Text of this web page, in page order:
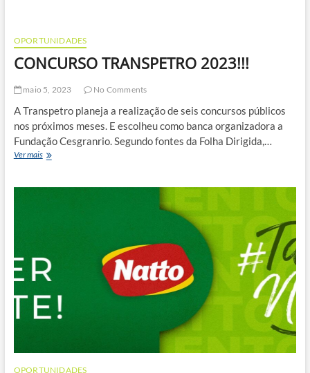
OPORTUNIDADES
CONCURSO TRANSPETRO 2023!!!
maio 5, 2023 No Comments
A Transpetro planeja a realização de seis concursos públicos
nos próximos meses. E escolheu como banca organizadora a
Fundação Cesgranrio. Segundo fontes da Folha Dirigida,…
Ver maisCONCURSO
OPORTUNIDADES